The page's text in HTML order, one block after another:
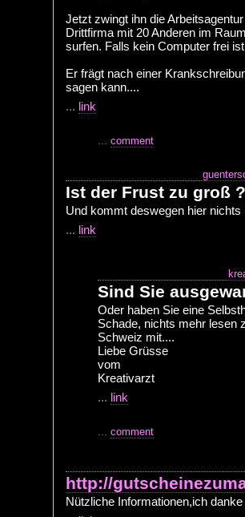
Jetzt zwingt ihn die
Drittfirma mit 20 Anderen im
surfen. Falls kein Computer frei
Er frägt nach einer
sagen kann....
... link
... comment
Ist der Frust zu groß ?
Und kommt deswegen hier
... link
Sind Sie
Oder haben Sie eine
Schade, nichts mehr lesen
Schweiz mit....
Liebe Grüsse
vom
Kreativarzt
... link
... comment
http://
Nützliche Informationen,ich